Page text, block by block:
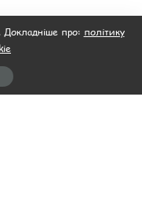
про: політику